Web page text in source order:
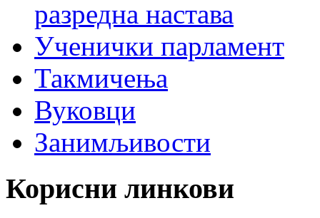
разредна настава
Ученички парламент
Такмичења
Вуковци
Занимљивости
Корисни линкови